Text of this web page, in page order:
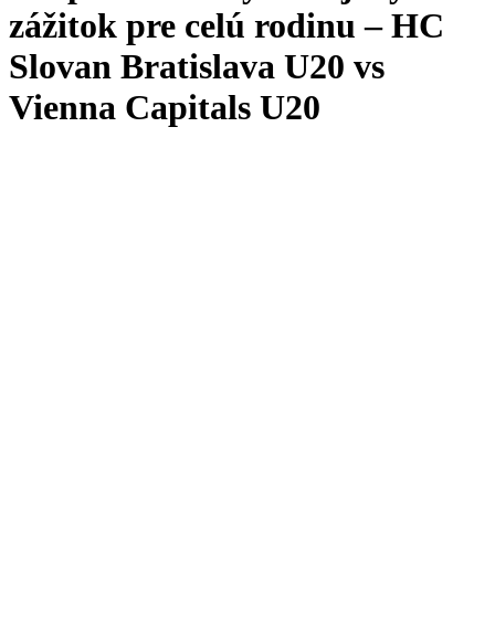
zážitok pre celú rodinu – HC
Slovan Bratislava U20 vs
Vienna Capitals U20